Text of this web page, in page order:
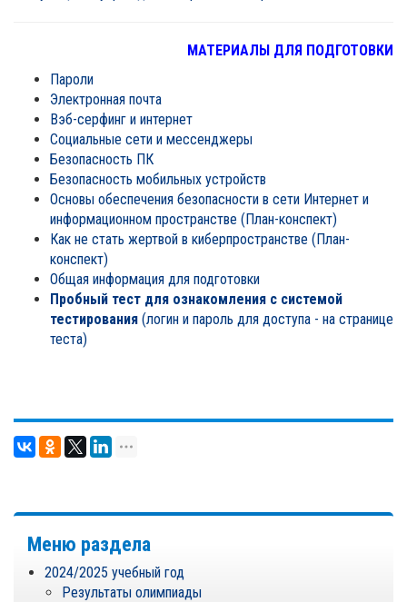
МАТЕРИАЛЫ ДЛЯ ПОДГОТОВКИ
Пароли
Электронная почта
Вэб-серфинг и интернет
Социальные сети и мессенджеры
Безопасность ПК
Безопасность мобильных устройств
Основы обеспечения безопасности в сети Интернет и
информационном пространстве (План-конспект)
Как не стать жертвой в киберпространстве (План-
конспект)
Общая информация для подготовки
Пробный тест для ознакомления с системой
тестирования (логин и пароль для доступа - на странице
теста)
Меню раздела
2024/2025 учебный год
Результаты олимпиады